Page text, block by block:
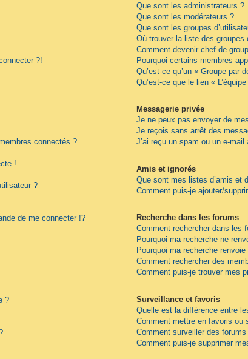
?!
connectés ?
!
?
de me connecter !?
?
Que sont les administrateurs ?
Que sont les modérateurs ?
Que sont les groupes
Où trouver la liste des groupes
Comment devenir chef de
Pourquoi certains membres
Qu’est-ce qu’un « Groupe par
Qu’est-ce que le lien «
Messagerie privée
Je ne peux pas envoyer de
Je reçois sans arrêt des
J’ai reçu un spam ou un e-
Amis et ignorés
Que sont mes listes d’amis et
Comment puis-je ajouter/
Recherche dans les forums
Comment rechercher dans les
Pourquoi ma recherche ne
Pourquoi ma recherche
Comment rechercher des
Comment puis-je trouver mes
Surveillance et favoris
Quelle est la différence entre
Comment mettre en favoris ou
Comment surveiller des forums
Comment puis-je supprimer